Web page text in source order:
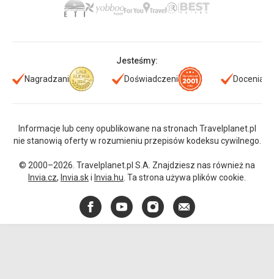
Jesteśmy:
Nagradzani
Doświadczeni Doceniani
Informacje lub ceny opublikowane na stronach Travelplanet.pl
nie stanowią oferty w rozumieniu przepisów kodeksu cywilnego.
© 2000–2026. Travelplanet.pl S.A. Znajdziesz nas również na
Invia.cz, Invia.ski Invia.hu . Ta strona używa plików cookie.
FacebookYouTubeInstagram
E-
mail